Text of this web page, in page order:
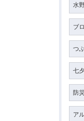
水
ブ
つ
七
防災
ア